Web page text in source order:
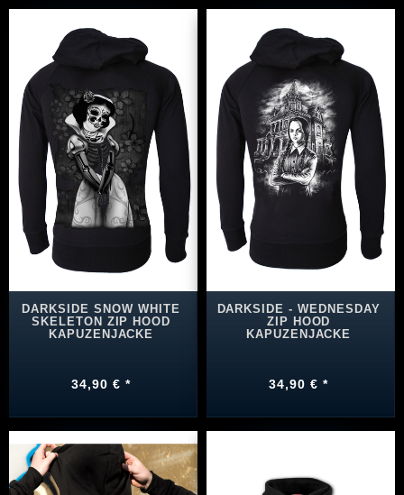
DARKSIDE SNOW WHITE
SKELETON ZIP HOOD
KAPUZENJACKE
34,90 € *
DARKSIDE - WEDNESDAY
ZIP HOOD
KAPUZENJACKE
34,90 € *